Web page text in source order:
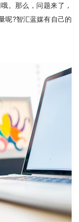
。那么，问题来了，
呢?智汇蓝媒有自己的